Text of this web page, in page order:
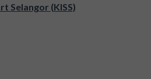
Selangor (KISS)